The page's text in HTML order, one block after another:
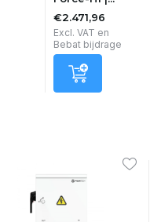
€2.471,96
Excl. VAT en
Bebat bijdrage